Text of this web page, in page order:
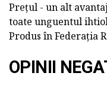
Prețul - un alt
toate unguentul
Produs în Federația
OPINII